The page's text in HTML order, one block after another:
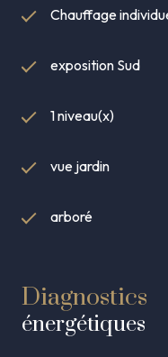
Chauffage
exposition Sud
1 niveau(x)
vue jardin
arboré
Diagnostics
énergétiques